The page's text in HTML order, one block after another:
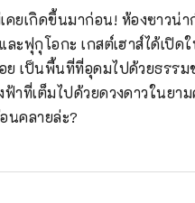
เกิดขึ้นมาก่อน! ห้องซาวน่า
ะฟุกุโอกะ เกสต์เฮาส์ได้เปิ
ย เป็นพื้นที่ที่อุดมไปด้วยธรร
าที่เต็มไปด้วยดวงดาวในยา
นคลายล่ะ?